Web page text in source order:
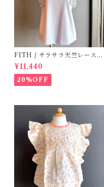
FITH / サラサラ天竺レースT
シャツ (BL) / 145・155
¥11,440
20%OFF